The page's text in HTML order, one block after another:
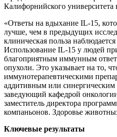
Калифорнийского университета
«Ответы на вдыхание IL-15,
лучше, чем в предыдущих
клиническая польза
Использование IL-15 у людей
благоприятным иммунным
опухоли. Это указывает на то,
иммунотерапевтическими
аддитивным или синергическим
заведующий кафедрой
заместитель директора
компаньонов. Здоровье
Ключевые результаты